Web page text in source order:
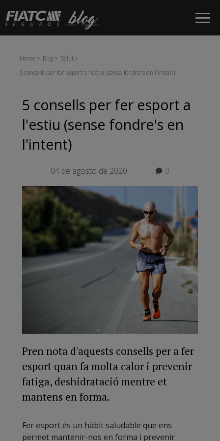
Salta al contingut principal
Home Blog
Salut
5 consells per fer esport a l'estiu (sense fondre's en l'intent)
5 consells per fer esport a
l'estiu (sense fondre's en
l'intent)
04 de agosto de 2020 0
Pren nota d'aquests consells per a fer
esport quan fa molta calor i prevenir
fatiga, deshidratació mentre et
mantens en forma.
Fer esport és un hàbit saludable que ens
permet mantenir-nos en forma i prevenir